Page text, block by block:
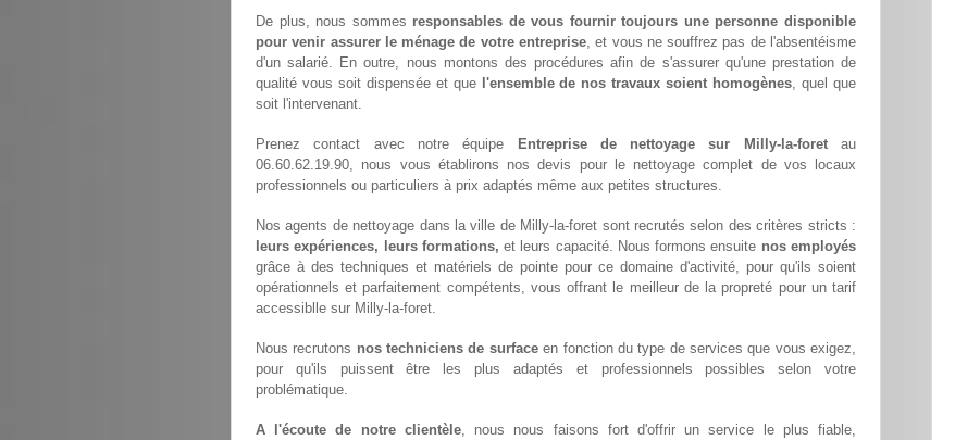
De plus, nous sommes responsables de vous fournir toujours une personne disponible
pour venir assurer le ménage de votre entreprise, et vous ne souffrez pas de l'absentéisme
d'un salarié. En outre, nous montons des procédures afin de s'assurer qu'une prestation de
qualité vous soit dispensée et que l'ensemble de nos travaux soient homogènes, quel que
soit l'intervenant.
Prenez contact avec notre équipe Entreprise de nettoyage sur Milly-la-foretau
06.60.62.19.90, nous vous établirons nos devis pour le nettoyage complet de vos locaux
professionnels ou particuliers à prix adaptés même aux petites structures.
Nos agents de nettoyage dans la ville de Milly-la-foret sont recrutés selon des critères stricts :
leurs expériences, leurs formations, et leurs capacité. Nous formons ensuite nos employés
grâce à des techniques et matériels de pointe pour ce domaine d'activité, pour qu'ils soient
opérationnels et parfaitement compétents, vous offrant le meilleur de la propreté pour un tarif
accessiblle sur Milly-la-foret.
Nous recrutons nos techniciens de surfaceen fonction du type de services que vous exigez,
pour qu'ils puissent être les plus adaptés et professionnels possibles selon votre
problématique.
A l'écoute de notre clientèle, nous nous faisons fort d'offrir un service le plus fiable,